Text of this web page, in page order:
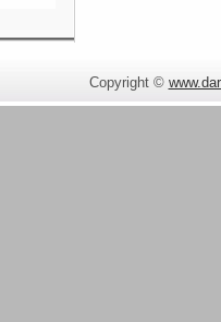
Copyright ©